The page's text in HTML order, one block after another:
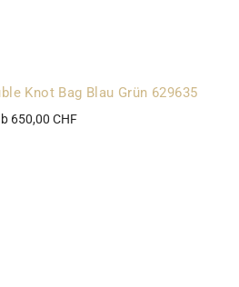
Knot Bag Blau Grün 629635
650,00 CHF